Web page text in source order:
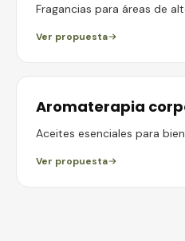
Fragancias para áreas de
Ver propuesta
Aromaterapia
Aceites esenciales para
Ver propuesta